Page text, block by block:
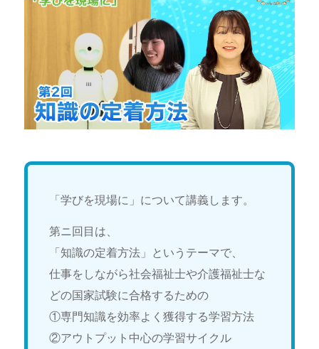
「学びを現場に」について講義します。
第ニ回目は、
「知識の定着方法」というテーマで、
仕事をしながら社会福祉士や介護福祉士な
どの国家試験に合格するための
①専門知識を効率よく獲得する学習方法
②アウトプット中心の学習サイクル